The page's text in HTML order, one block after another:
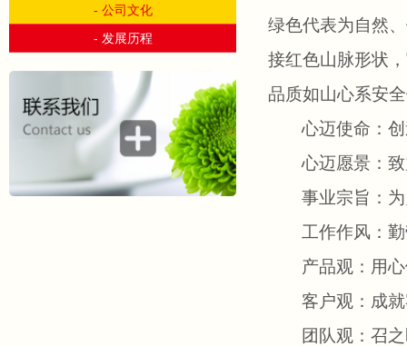
- 公司文化
- 发展历程
绿色代表为自然
接红色山脉形状
品质如山心系安
心迈使命：
心迈愿景：
事业宗旨：
工作作风：
产品观：用
客户观：成
团队观：召